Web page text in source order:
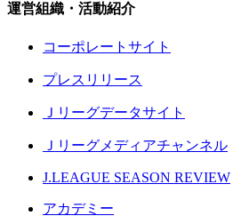
運営組織・活動紹介
コーポレートサイト
プレスリリース
Ｊリーグデータサイト
Ｊリーグメディアチャンネル
J.LEAGUE SEASON REVIEW
アカデミー